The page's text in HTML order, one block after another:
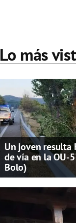
Lo más
Un joven resulta
de vía en la OU-
Bolo)